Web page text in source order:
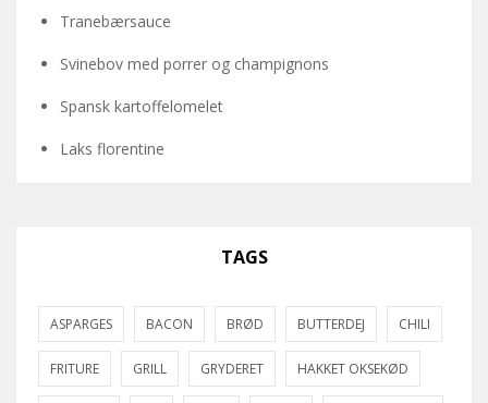
Tranebærsauce
Svinebov med porrer og champignons
Spansk kartoffelomelet
Laks florentine
TAGS
ASPARGES BACON BRØD BUTTERDEJ CHILI
FRITURE GRILL GRYDERET HAKKET OKSEKØD